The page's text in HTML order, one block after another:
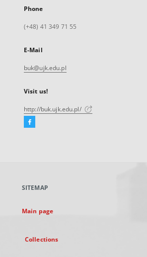
Phone
(+48) 41 349 71 55
E-Mail
buk@ujk.edu.pl
Visit us!
http://buk.ujk.edu.pl/
Facebook
new
SITEMAP
Main page
Collections